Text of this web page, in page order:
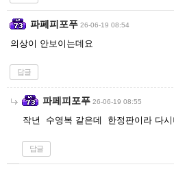
파페피포푸 26-06-19 08:54
의상이 안보이는데요
답글
파페피포푸 26-06-19 08:55
작년 수영복 같은데 한정판이라 다시
답글